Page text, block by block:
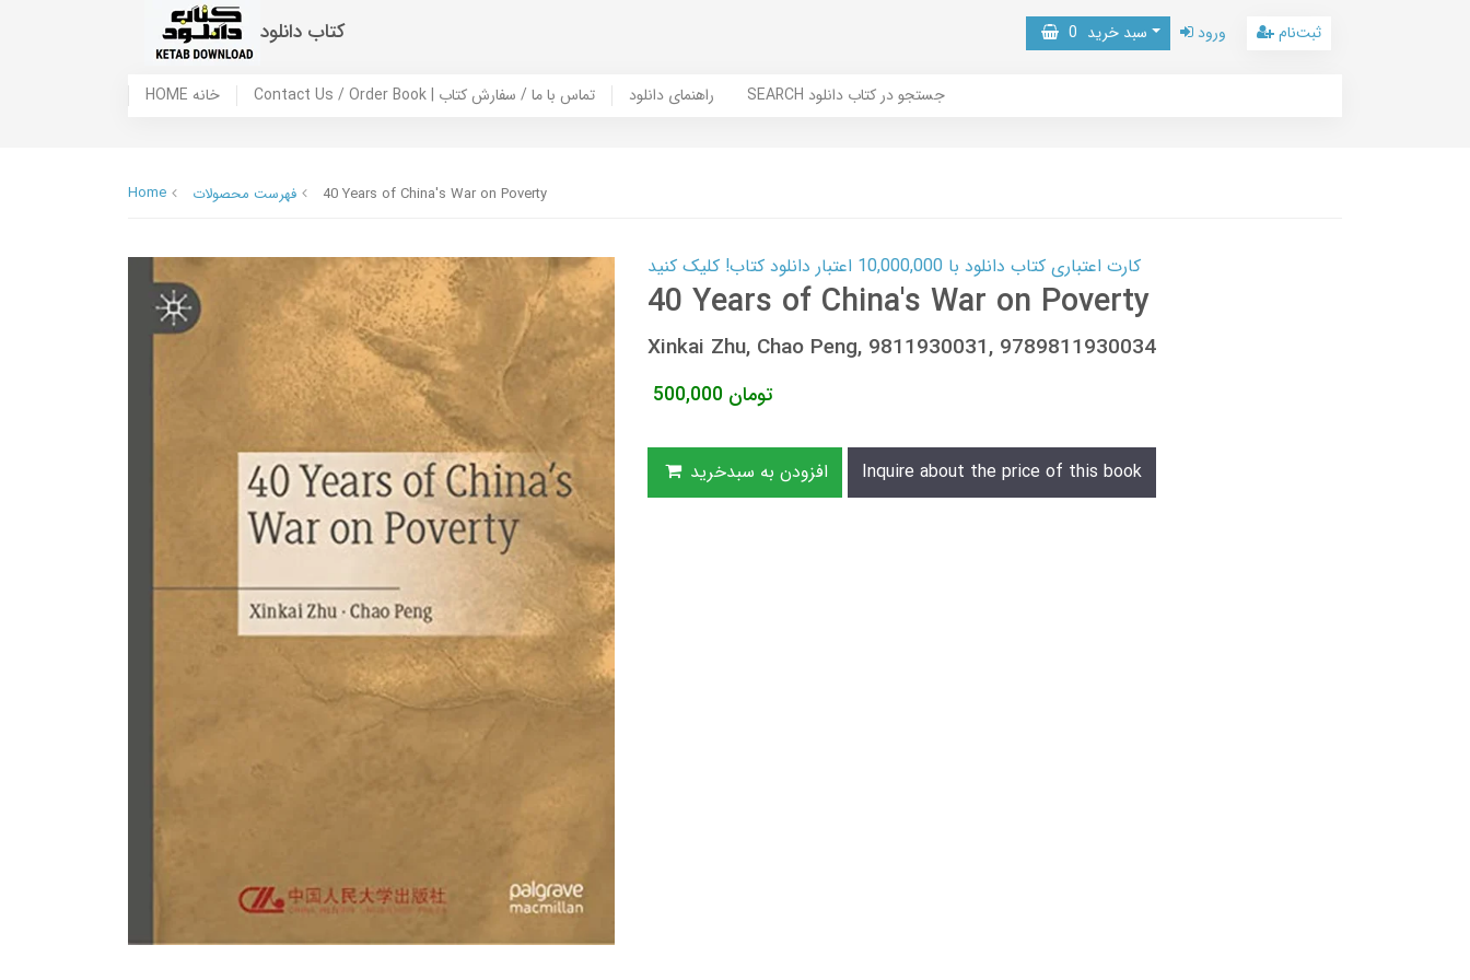
کتاب دانلود سبد خرید 0 ورود ثبت‌نام
HOME خانه Contact Us / Order Book | تماس با ما / سفارش کتاب راهنمای دانلود SEARCH جستجو در کتاب دانلود
Home فهرست محصولات 40 Years of China's War on Poverty
کارت اعتباری کتاب دانلود با 10,000,000 اعتبار دانلود کتاب! کلیک کنید
40 Years of China's War on Poverty
Xinkai Zhu, Chao Peng, 9811930031, 9789811930034
500,000 تومان
افزودن به سبدخرید Inquire about the price of this book